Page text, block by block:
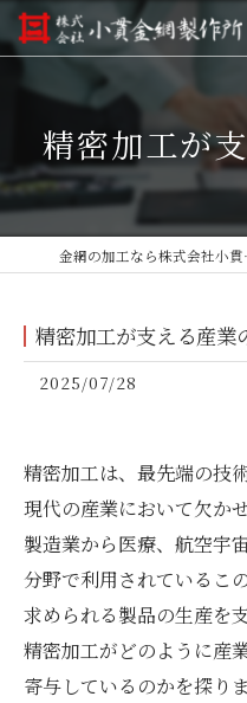
精密加工が
金網
精密加工が支える産業
2025/07/28
精密加工は、最先端の技
現代の産業において欠か
製造業から医療、航空宇
分野で利用されているこ
求められる製品の生産を
精密加工がどのように産
寄与しているのかを探り